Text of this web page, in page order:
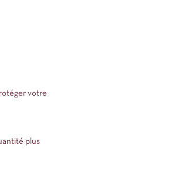
votre
plus